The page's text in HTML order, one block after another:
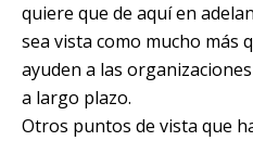
quiere que de aquí en
sea vista como mucho más
ayuden a las
a largo plazo.
Otros puntos de vista que